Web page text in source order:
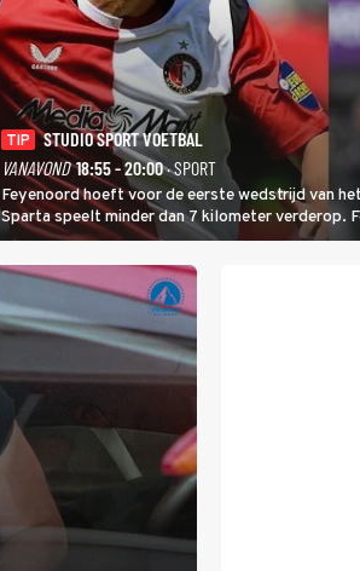
TIP
STUDIO SPORT VOETBAL
VANAVOND 18:55 - 20:00· SPORT
Feyenoord hoeft voor de eerste wedstrijd van
Sparta speelt minder dan 7 kilometer verderop.
Ferri aan van KVC Westerlo uit België.